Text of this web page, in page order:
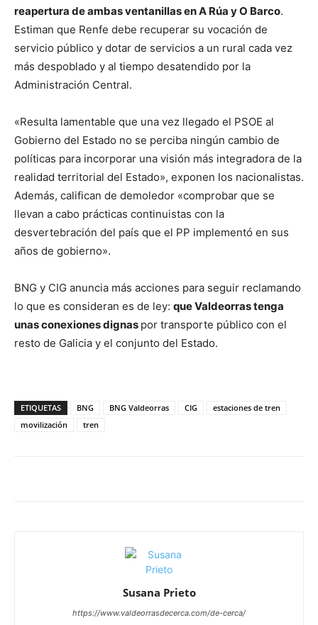
reapertura de ambas ventanillas en A Rúa y O Barco.
Estiman que Renfe debe recuperar su vocación de
servicio público y dotar de servicios a un rural cada vez
más despoblado y al tiempo desatendido por la
Administración Central.
«Resulta lamentable que una vez llegado el PSOE al
Gobierno del Estado no se perciba ningún cambio de
políticas para incorporar una visión más integradora de la
realidad territorial del Estado», exponen los nacionalistas.
Además, califican de demoledor «comprobar que se
llevan a cabo prácticas continuistas con la
desvertebración del país que el PP implementó en sus
años de gobierno».
BNG y CIG anuncia más acciones para seguir reclamando
lo que es consideran es de ley: que Valdeorras tenga
unas conexiones dignas por transporte público con el
resto de Galicia y el conjunto del Estado.
ETIQUETAS BNG BNG Valdeorras CIG
estaciones de tren
movilización
tren
Susana Prieto
https://www.valdeorrasdecerca.com/de-cerca/